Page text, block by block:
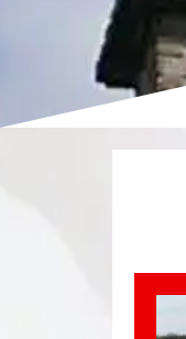
Couvreur